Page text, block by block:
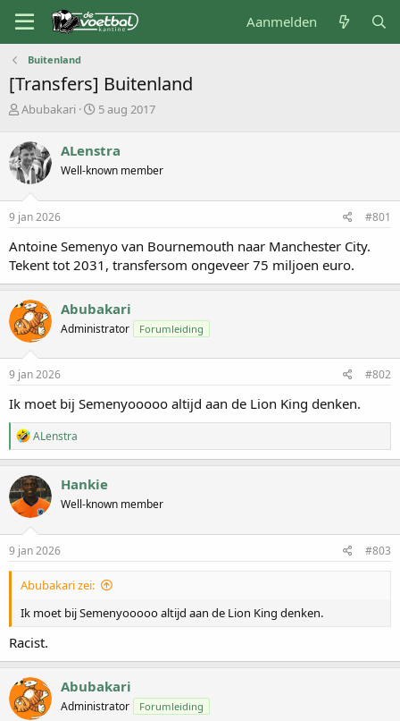
Aanmelden
Buitenland
[Transfers] Buitenland
O
d
e
r
w
e
r
s
t
a
r
t
e
Abubakari
S
r
t
a
m
5 aug 2017
ALenstra
Well-known member
9 jan 2026 #801
Antoine Semenyo van Bournemouth naar Manchester City.
Tekent tot 2031, transfersom ongeveer 75 miljoen euro.
Abubakari
Administrator Forumleiding
9 jan 2026 #802
Ik moet bij Semenyooooo altijd aan de Lion King denken.
W
a
a
r
d
e
r
i
n
n
ALenstra
Hankie
Well-known member
9 jan 2026 #803
Abubakari zei:
Ik moet bij Semenyooooo altijd aan de Lion King denken.
Racist.
Abubakari
Administrator Forumleiding